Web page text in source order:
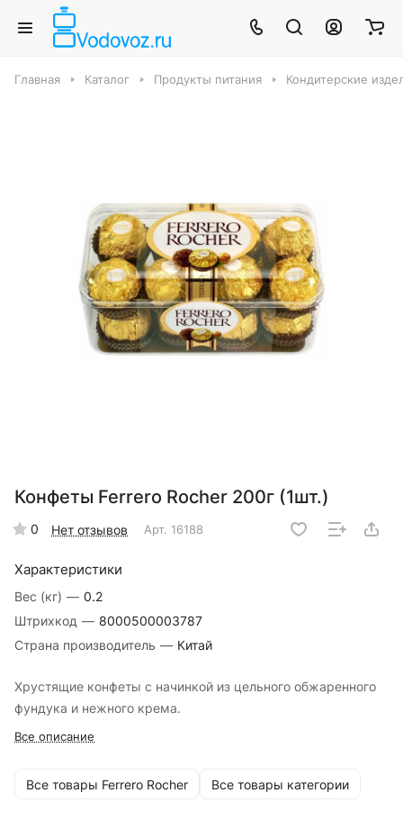
Главная Каталог Продукты питания Кондитерские
Конфеты Ferrero Rocher 200г (1шт.)
0 Нет отзывов Арт. 16188
Характеристики
Вес (кг) — 0.2
Штрихкод — 8000500003787
Страна производитель — Китай
Хрустящие конфеты с начинкой из цельного обжаренного
фундука и нежного крема.
Все описание
Все товары Ferrero Rocher Все товары категории